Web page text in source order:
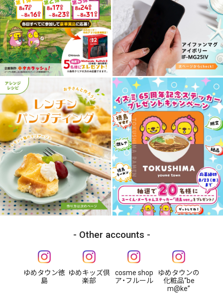
Other accounts
ゆめタウン徳
島
ゆめキッズ倶
楽部
cosme shop
ア・フルール
ゆめタウンの
化粧品“be
m@ke”